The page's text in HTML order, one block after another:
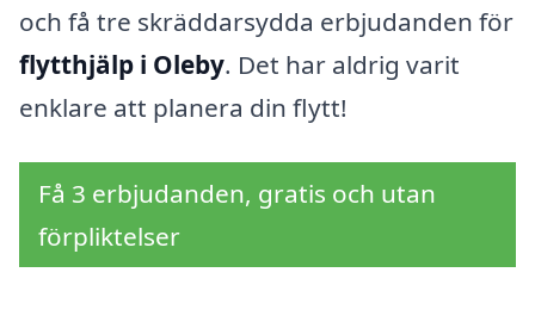
och få tre skräddarsydda erbjudanden för
flytthjälp i Oleby. Det har aldrig varit
enklare att planera din flytt!
Få 3 erbjudanden, gratis och utan
förpliktelser